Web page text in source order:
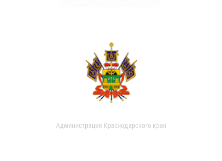
Администрация Краснодарского края